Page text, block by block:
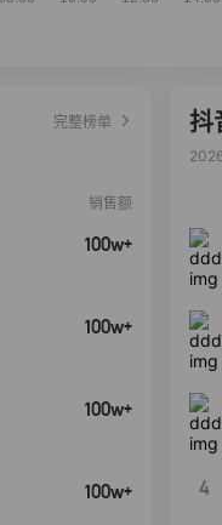
完整榜单
销售额
100w+
100w+
100w+
100w+
抖
4